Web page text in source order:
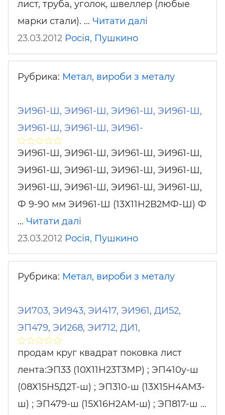
лист, труба, уголок, швеллер (любые
марки стали). … Читати далі
23.03.2012 Росія, Пушкино
Рубрика: Метал, вироби з металу
ЭИ961-Ш, ЭИ961-Ш, ЭИ961-Ш, ЭИ961-Ш,
ЭИ961-Ш, ЭИ961-Ш, ЭИ961-
ЭИ961-Ш, ЭИ961-Ш, ЭИ961-Ш, ЭИ961-Ш,
ЭИ961-Ш, ЭИ961-Ш, ЭИ961-Ш, ЭИ961-Ш,
ЭИ961-Ш, ЭИ961-Ш, ЭИ961-Ш, ЭИ961-Ш,
Ф 9-90 мм ЭИ961-Ш (13Х11Н2В2МФ-Ш) Ф
… Читати далі
23.03.2012 Росія, Пушкино
Рубрика: Метал, вироби з металу
ЭИ703, ЭИ943, ЭИ417, ЭИ961, ДИ52,
ЭП479, ЭИ268, ЭИ712, ДИ1,
продам круг квадрат поковка лист
лента:ЭП33 (10Х11Н23Т3МР) ; ЭП410у-ш
(08Х15Н5Д2Т-ш) ; ЭП310-ш (13Х15Н4АМ3-
ш) ; ЭП479-ш (15Х16Н2АМ-ш) ; ЭП817-ш …